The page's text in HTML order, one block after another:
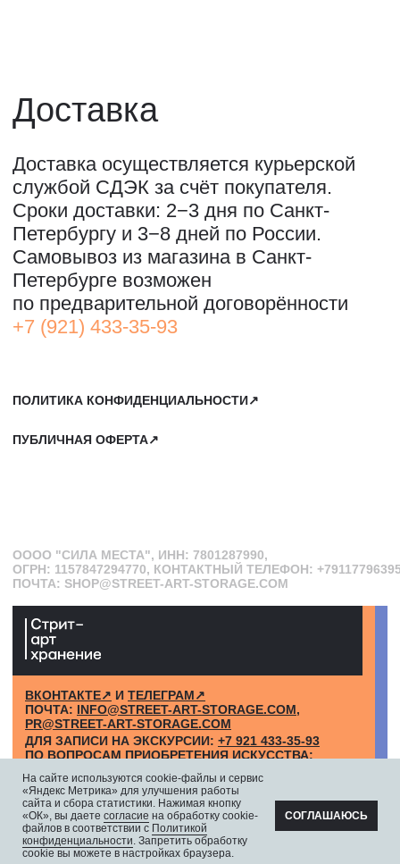
САНКТ-ПЕТЕРБУРГ, СЕВКАБЕЛЬ ПОРТ
КОЖЕВЕННАЯ УЛИЦА, 40Е
2-Й ЭТАЖ, ДОМОФОН 19#
ВКОНТАКТЕ↗ИТЕЛЕГРАМ↗
ПОЧТА:INFO@STREET-ART-STORAGE.COM,
PR@STREET-ART-STORAGE.COM
ДЛЯ ЗАПИСИ НА ЭКСКУРСИИ:
+7 921 433-35-93
ПО ВОПРОСАМ ПРИОБРЕТЕНИЯ ИСКУССТВА:
+7 911 779-63-95
На сайте используются cookie-файлы и сервис
«Яндекс Метрика» для улучшения работы
сайта и сбора статистики. Нажимая кнопку
«ОК», вы даете согласие на обработку cookie-
файлов в соответствии с Политикой
конфиденциальности. Запретить обработку
cookie вы можете в настройках браузера.
СОГЛАШАЮСЬ